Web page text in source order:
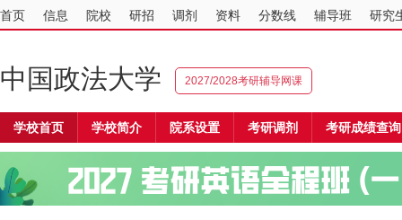
首页 信息 院校 研招 调剂 资料 分数线 辅导班 研究
中国政法大学 2027/2028考研辅导网课
学校首页 学校简介 院系设置 考研调剂 考研成绩查询